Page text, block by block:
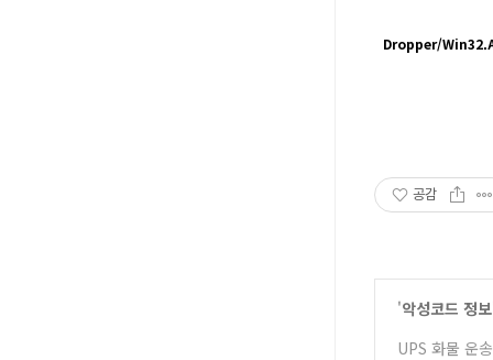
Dropper/
공감
'악성코드 정보
UPS 화물 운